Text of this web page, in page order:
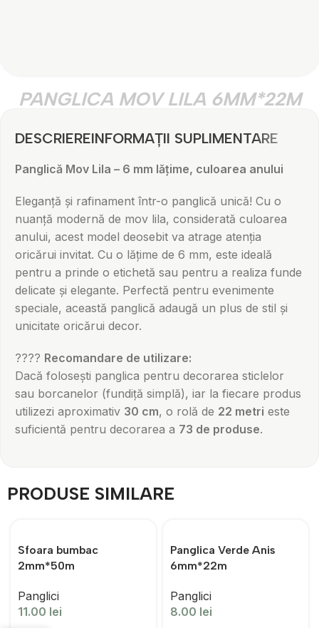
PANGLICA MOV LILA 6MM*22M
DESCRIEREINFORMAȚII SUPLIMENTARE
Panglică Mov Lila – 6 mm lățime, culoarea anului
Eleganță și rafinament într-o panglică unică! Cu o
nuanță modernă de mov lila, considerată culoarea
anului, acest model deosebit va atrage atenția
oricărui invitat. Cu o lățime de 6 mm, este ideală
pentru a prinde o etichetă sau pentru a realiza funde
delicate și elegante. Perfectă pentru evenimente
speciale, această panglică adaugă un plus de stil și
unicitate oricărui decor.
???? Recomandare de utilizare:
Dacă folosești panglica pentru decorarea sticlelor
sau borcanelor (fundiță simplă), iar la fiecare produs
utilizezi aproximativ 30 cm, o rolă de 22 metri este
suficientă pentru decorarea a 73 de produse.
PRODUSE SIMILARE
Sfoara bumbac
2mm*50m
Panglici
11.00 lei
Panglica Verde Anis
6mm*22m
Panglici
8.00 lei